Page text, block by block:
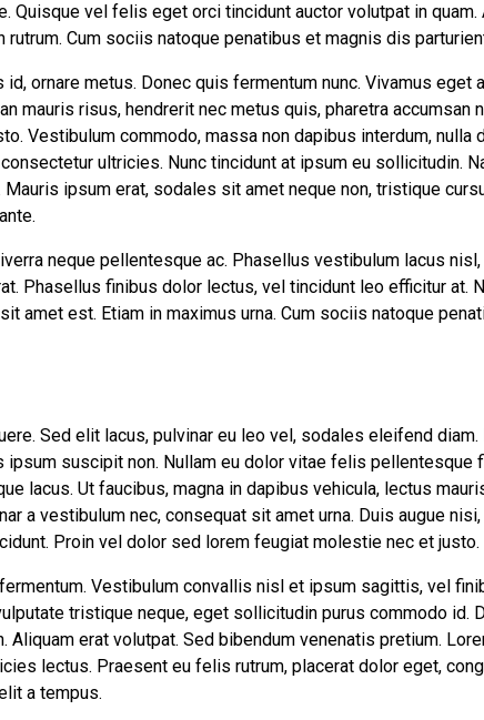
Quisque vel felis eget orci tincidunt auctor volutpat in
rutrum. Cum sociis natoque penatibus et magnis dis
ornare metus. Donec quis fermentum nunc. Vivamus eget
mauris risus, hendrerit nec metus quis, pharetra
Vestibulum commodo, massa non dapibus interdum,
ultricies. Nunc tincidunt at ipsum eu sollicitudin.
ipsum erat, sodales sit amet neque non, tristique
neque pellentesque ac. Phasellus vestibulum lacus
Phasellus finibus dolor lectus, vel tincidunt leo efficitur at.
amet est. Etiam in maximus urna. Cum sociis natoque
Sed elit lacus, pulvinar eu leo vel, sodales eleifend
suscipit non. Nullam eu dolor vitae felis pellentesque
lacus. Ut faucibus, magna in dapibus vehicula, lectus
a vestibulum nec, consequat sit amet urna. Duis augue
Proin vel dolor sed lorem feugiat molestie nec et justo.
Vestibulum convallis nisl et ipsum sagittis, vel
tristique neque, eget sollicitudin purus commodo id.
Aliquam erat volutpat. Sed bibendum venenatis pretium.
lectus. Praesent eu felis rutrum, placerat dolor eget,
a tempus.